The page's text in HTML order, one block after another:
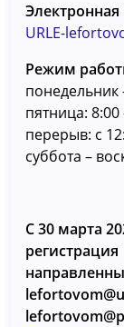
Электронная
URLE-
Режим
понедельник
пятница: 8:00
перерыв: с
суббота –
С 30 марта